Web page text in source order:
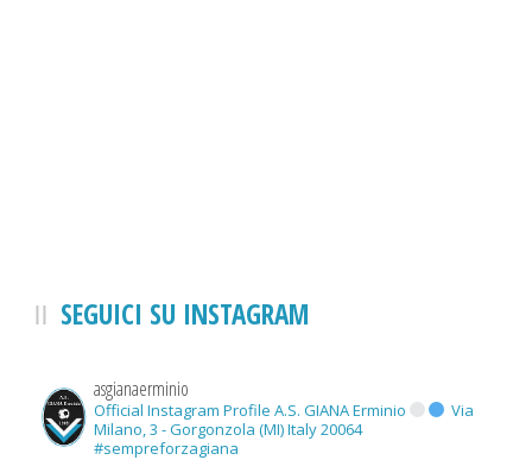
SEGUICI SU INSTAGRAM
asgianaerminio
Official Instagram Profile A.S. GIANA Erminio
Via
Milano, 3 - Gorgonzola (MI) Italy 20064
#sempreforzagiana